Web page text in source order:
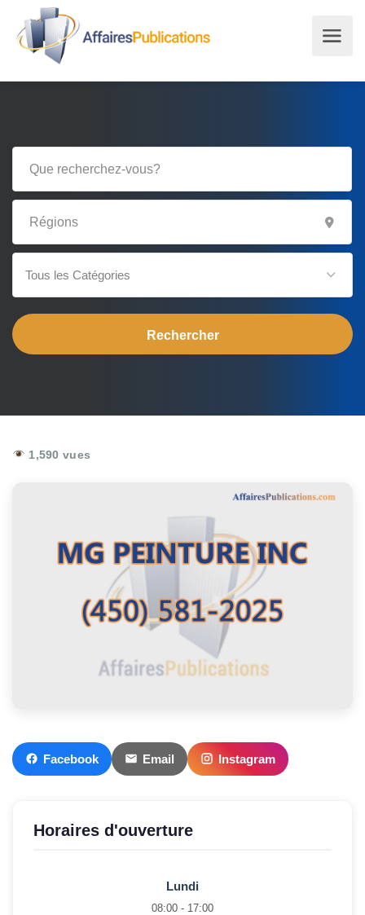
Tous les Catégories
1,590 vues
Facebook Email Instagram
Horaires d'ouverture
Lundi
08:00 - 17:00